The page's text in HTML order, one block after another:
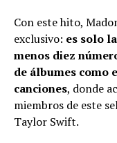
Con este hito,
exclusivo: es solo
menos diez
de álbumes como
canciones, donde
miembros de este
Taylor Swift.